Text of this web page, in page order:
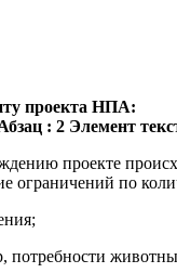
проекта НПА:
: 2 Элемент
проекте
ограничений по
потребности